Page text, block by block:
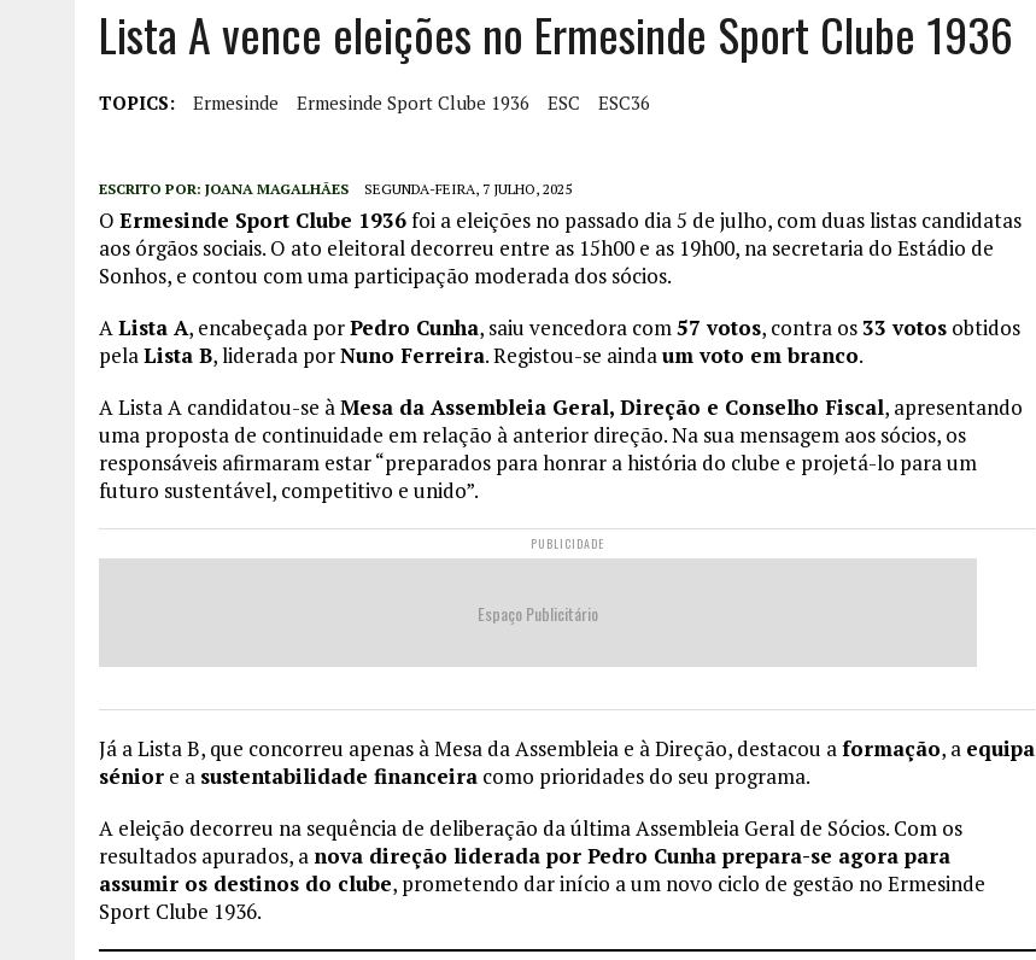
QUINTA-FEIRA, 6 AGOSTO, 2026
DETIDO SUSPEITO DE INCÊNDIO FLORESTAL EM GONDOMAR
Lista A vence eleições no Ermesinde Sport Clube 1936
TOPICS: Ermesinde Ermesinde Sport Clube 1936 ESC ESC36
ESCRITO POR: JOANA MAGALHÃES SEGUNDA-FEIRA, 7 JULHO, 2025
O Ermesinde Sport Clube 1936foi a eleições no passado dia 5 de julho, com duas listas candidatas
aos órgãos sociais. O ato eleitoral decorreu entre as 15h00 e as 19h00, na secretaria do Estádio de
Sonhos, e contou com uma participação moderada dos sócios.
ALista A, encabeçada porPedro Cunha, saiu vencedora com57 votos, contra os33 votos obtidos
pelaLista B, liderada porNuno Ferreira. Registou-se aindaum voto em branco.
A Lista A candidatou-se àMesa da Assembleia Geral, Direção e Conselho Fiscal, apresentando
uma proposta de continuidade em relação à anterior direção. Na sua mensagem aos sócios, os
responsáveis afirmaram estar “preparados para honrar a história do clube e projetá-lo para um
futuro sustentável, competitivo e unido”.
PUBLICIDADE
Espaço Publicitário
Já a Lista B, que concorreu apenas à Mesa da Assembleia e à Direção, destacou aformação, a equipa
sénior e a sustentabilidade financeira como prioridades do seu programa.
A eleição decorreu na sequência de deliberação da última Assembleia Geral de Sócios. Com os
resultados apurados, a nova direção liderada por Pedro Cunha prepara-se agora para
assumir os destinos do clube, prometendo dar início a um novo ciclo de gestão no Ermesinde
Sport Clube 1936.